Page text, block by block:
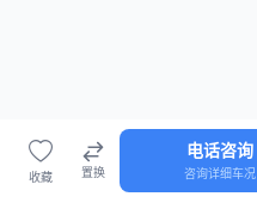
收藏 置换
电话咨询
咨询详细车况
车源